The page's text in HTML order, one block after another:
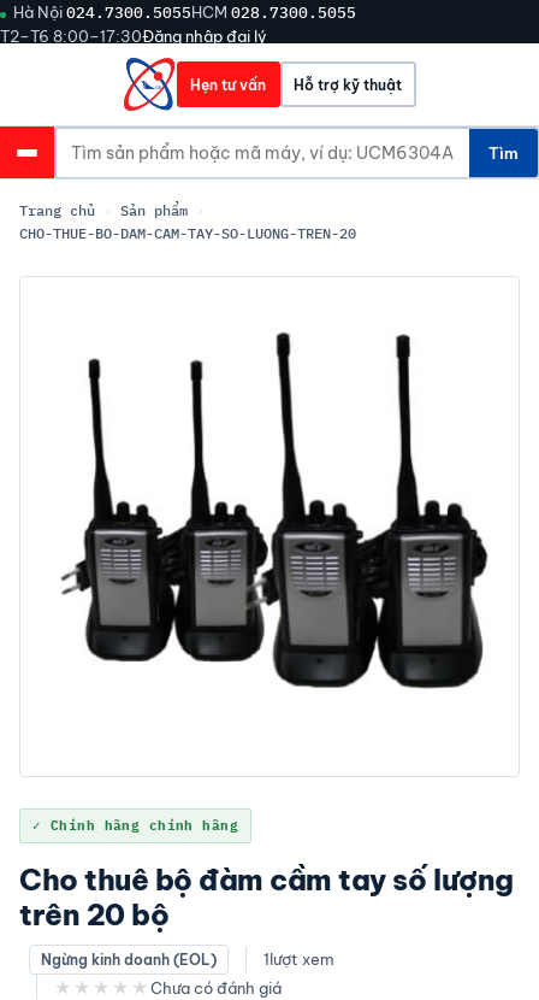
Hà Nội024.7300.5055HCM 028.7300.5055
T2–T6 8:00–17:30Đăng nhập đại lý
Hẹn tư vấn Hỗ trợ kỹ thuật
Tìm
Trang chủ › Sản phẩm
›
CHO-THUE-BO-DAM-CAM-TAY-SO-LUONG-TREN-20
✓ Chính hãng chính hãng
Cho thuê bộ đàm cầm tay số lượng
trên 20 bộ
Ngừng kinh doanh (EOL) 1lượt xem
★★★★★ Chưa có đánh giá